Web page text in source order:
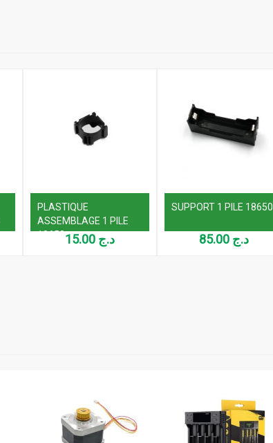
PLASTIQUE
ASSEMBLAGE 1 PILE
18650
د.ج
SUPPORT 1 PILE 18650
د.ج